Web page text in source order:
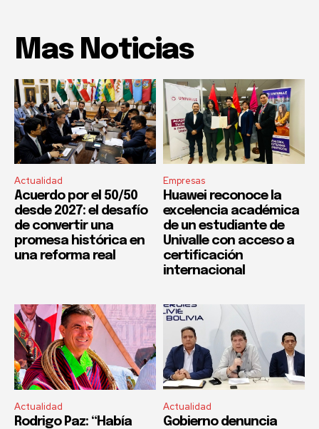
Mas Noticias
Actualidad
Acuerdo por el 50/50
desde 2027: el desafío
de convertir una
promesa histórica en
una reforma real
Empresas
Huawei reconoce la
excelencia académica
de un estudiante de
Univalle con acceso a
certificación
internacional
Actualidad
Rodrigo Paz: “Había
Actualidad
Gobierno denuncia